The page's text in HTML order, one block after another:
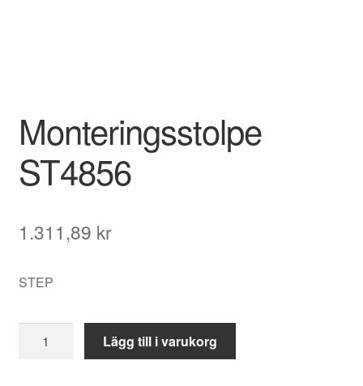
Monteringsstolpe
ST4856
1.311,89 kr
STEP
Monteringsstolpe
ST4856
Lägg till i varukorg